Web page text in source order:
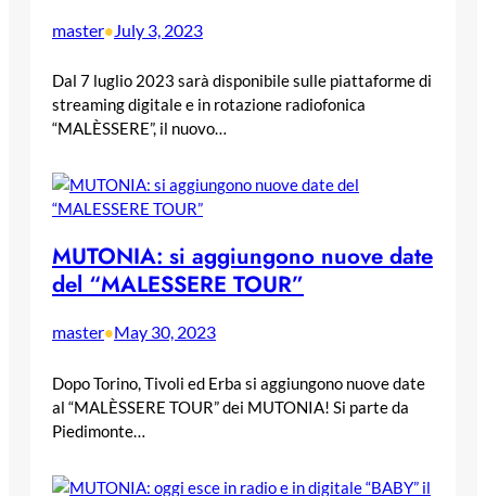
master• July 3, 2023
Dal 7 luglio 2023 sarà disponibile sulle piattaforme di
streaming digitale e in rotazione radiofonica
“MALÈSSERE”, il nuovo…
MUTONIA: si aggiungono nuove date
del “MALESSERE TOUR”
master•May 30, 2023
Dopo Torino, Tivoli ed Erba si aggiungono nuove date
al “MALÈSSERE TOUR” dei MUTONIA! Si parte da
Piedimonte…